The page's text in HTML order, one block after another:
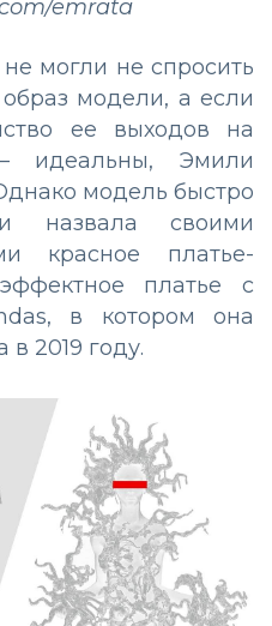
emrata
могли не спросить
модели, а если
ее выходов на
идеальны, Эмили
модель быстро
и назвала своими
красное платье-
платье с
в котором она
в 2019 году.